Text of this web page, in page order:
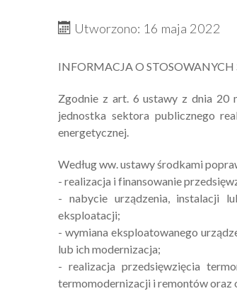
Utworzono: 16 maja 2022
INFORMACJA O
Zgodnie z art. 6 ustawy z dnia 20
jednostka sektora publicznego
energetycznej.
Według ww. ustawy środkami
- realizacja i finansowanie
- nabycie urządzenia, instalacji
eksploatacji;
- wymiana eksploatowanego
lub ich modernizacja;
- realizacja przedsięwzięcia
termomodernizacji i remontów oraz